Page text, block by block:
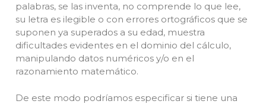
palabras, se las inventa, no comprende lo que lee,
su letra es ilegible o con errores ortográficos que se
suponen ya superados a su edad, muestra
dificultades evidentes en el dominio del cálculo,
manipulando datos numéricos y/o en el
razonamiento matemático.
De este modo podríamos especificar si tiene una